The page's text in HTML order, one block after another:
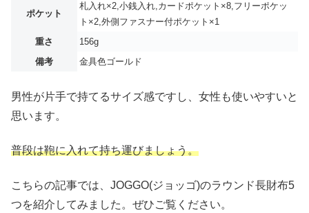
ポケット
札入れ×2,小銭入れ,カードポケット×8,フリーポケッ
ト×2,外側ファスナー付ポケット×1
重さ
156g
備考
金具色ゴールド
男性が片手で持てるサイズ感ですし、女性も使いやすいと
思います。
普段は鞄に入れて持ち運びましょう。
こちらの記事では、JOGGO(ジョッゴ)のラウンド長財布5
つを紹介してみました。ぜひご覧ください。